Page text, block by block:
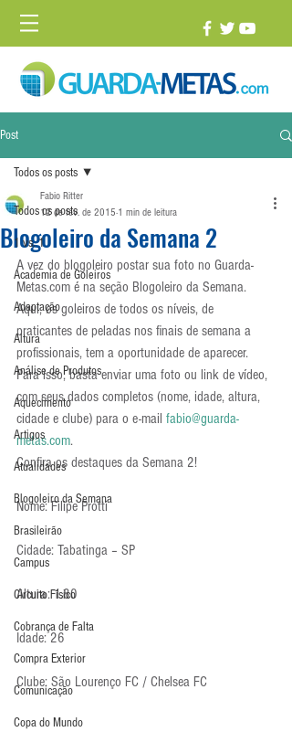
Post
Todos os posts
1 vs. 1
Academia de Goleiros
Adaptação
Altura
Análise de Produtos
Aquecimento
Artigos
Atualidades
Blogoleiro da Semana
Brasileirão
Campus
Circuito Físico
Cobrança de Falta
Compra Exterior
Comunicação
Copa do Mundo
Todos os posts
Blogoleiro da Semana 2
Fabio Ritter
12 de fev. de 2015 1 min de leitura
A vez do blogoleiro postar sua foto no Guarda-
Metas.com é na seção Blogoleiro da Semana.
Aqui, os goleiros de todos os níveis, de
praticantes de peladas nos finais de semana a
profissionais, tem a oportunidade de aparecer.
Para isso, basta enviar uma foto ou link de vídeo,
com seus dados completos (nome, idade, altura,
cidade e clube) para o e-mail fabio@guarda-
metas.com.
Confira os destaques da Semana 2!
Nome: Filipe Protti
Cidade: Tabatinga – SP
Altura: 1.80
Idade: 26
Clube: São Lourenço FC / Chelsea FC